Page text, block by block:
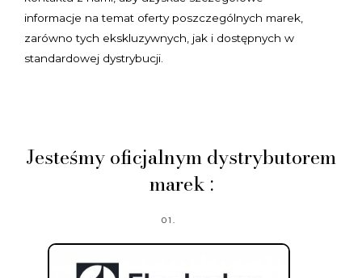
informacje na temat oferty poszczególnych marek,
zarówno tych ekskluzywnych, jak i dostępnych w
standardowej dystrybucji.
Jesteśmy oficjalnym dystrybutorem
marek :
01.